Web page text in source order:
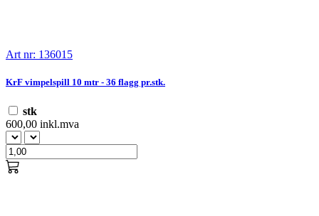
Art nr: 136015
KrF vimpelspill 10 mtr - 36 flagg pr.stk.
stk
600,00 inkl.mva